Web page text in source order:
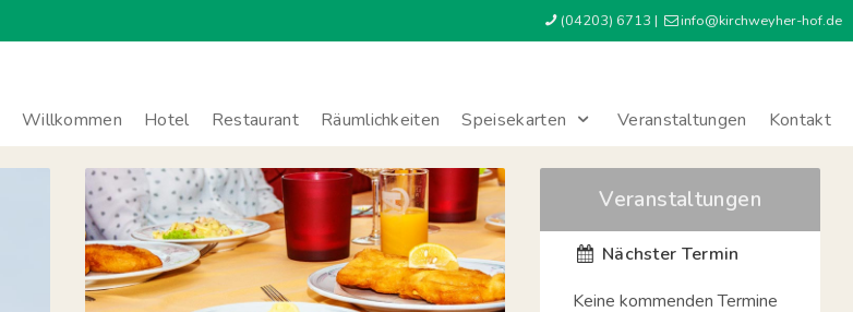
(04203) 6713 | info@kirchweyher-hof.de
Willkommen Hotel Restaurant Räumlichkeiten Speisekarten Veranstaltungen Kontakt
Veranstaltungen
Nächster Termin
Keine kommenden Termine